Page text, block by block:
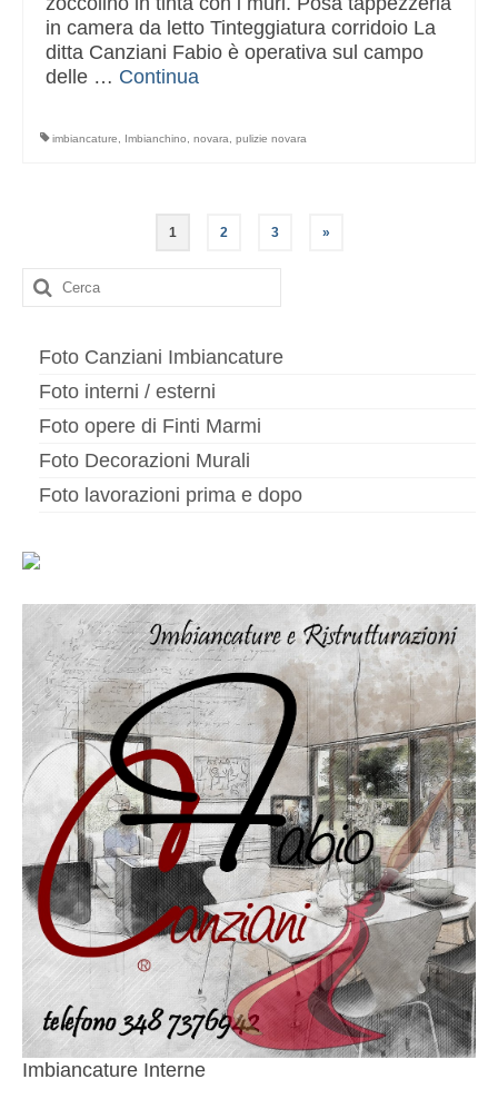
in camera da letto Tinteggiatura corridoio La
ditta Canziani Fabio è operativa sul campo
delle … Continua
imbiancature, Imbianchino, novara, pulizie novara
Paginazione
degli
articoli
1 2 3 »
Cerca:
Foto Canziani Imbiancature
Foto interni / esterni
Foto opere di Finti Marmi
Foto Decorazioni Murali
Foto lavorazioni prima e dopo
Imbiancature Interne